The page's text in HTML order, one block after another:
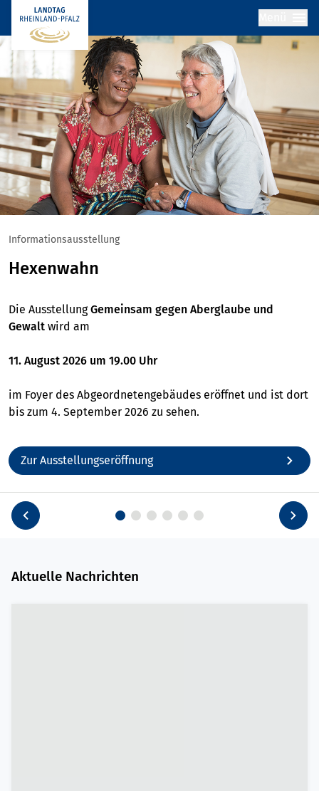
Flitner
Informationsausstellung
Hexenwahn
Die AusstellungGemeinsam gegen Aberglaube und
Gewalt wird am
11. August 2026 um 19.00 Uhr
im Foyer des Abgeordnetengebäudes eröffnet und ist dort
bis zum 4. September 2026 zu sehen.
Zur Ausstellungseröffnung
Aktuelle Nachrichten